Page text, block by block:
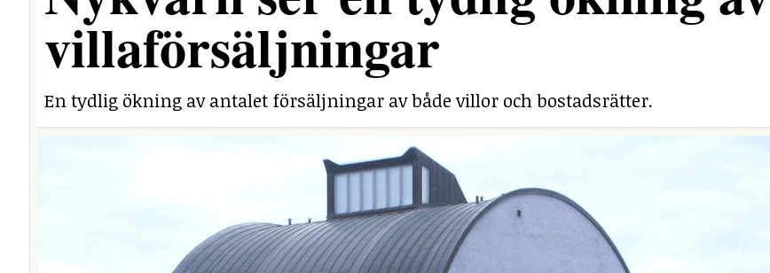
villaförsäljningar
En tydlig ökning av antalet försäljningar av både villor och bostadsrätter.